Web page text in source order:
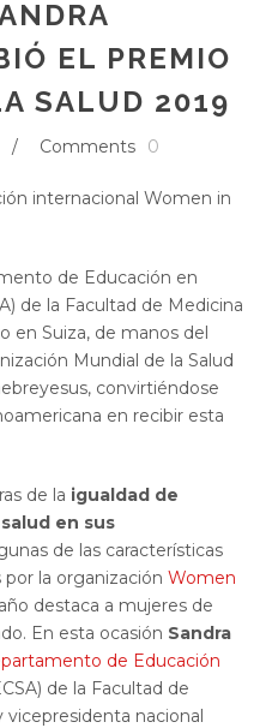
EL PREMIO
SALUD 2019
/ Comments 0
internacional Women in
de Educación en
de la Facultad de Medicina
en Suiza, de manos del
Mundial de la Salud
convirtiéndose
en recibir esta
de la igualdad de
salud en sus
de las características
la organización Women
destaca a mujeres de
En esta ocasión Sandra
de Educación
de la Facultad de
vicepresidenta nacional